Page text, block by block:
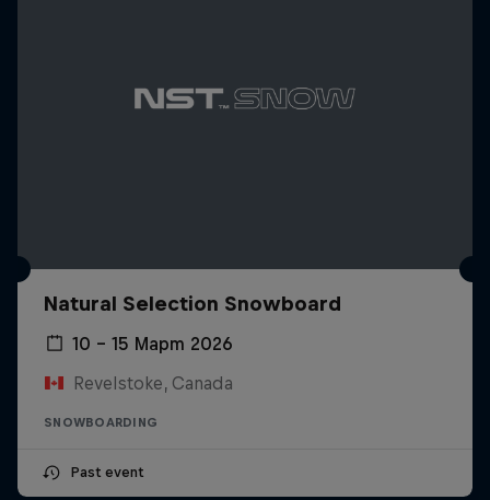
Natural Selection Snowboard
10 – 15 Март 2026
Revelstoke, Canada
SNOWBOARDING
Past event